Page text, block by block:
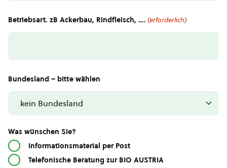
Betriebsart. zB Ackerbau, Rindfleisch, …. (erforderlich)
Bundesland – bitte wählen
Was wünschen Sie?
Informationsmaterial per Post
Telefonische Beratung zur BIO AUSTRIA